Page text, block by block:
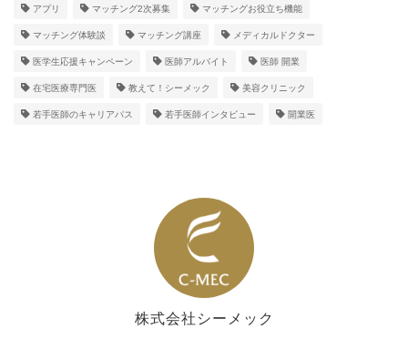
アプリ マッチング2次募集 マッチングお役立ち機能
マッチング体験談 マッチング講座 メディカルドクター
医学生応援キャンペーン 医師アルバイト 医師 開業
在宅医療専門医 教えて！シーメック 美容クリニック
若手医師のキャリアパス 若手医師インタビュー 開業医
株式会社シーメック